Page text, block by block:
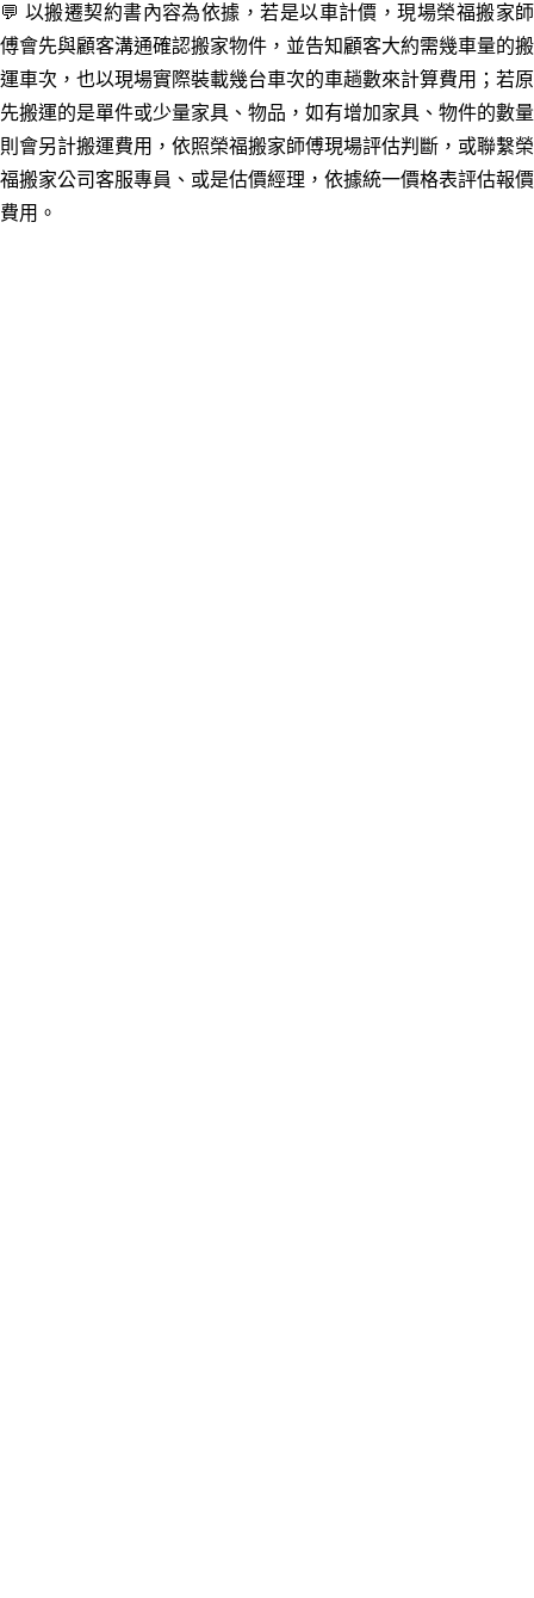
💬 以搬遷契約書內容為依據，若是以車計價，現場榮福搬家師
傅會先與顧客溝通確認搬家物件 ，並告知顧客大約需幾車量的搬
運車次 ， 也以現場實際裝載幾台車次的車趟數來計算費用；若原
先搬運的是單件或少量家具 、 物品，如有增加家具 、 物件的數量
則會另計搬運費用，依照榮福搬家師傅現場評估判斷，或聯繫榮
福搬家公司客服專員、或是估價經理，依據統一價格表評估報價
費用。